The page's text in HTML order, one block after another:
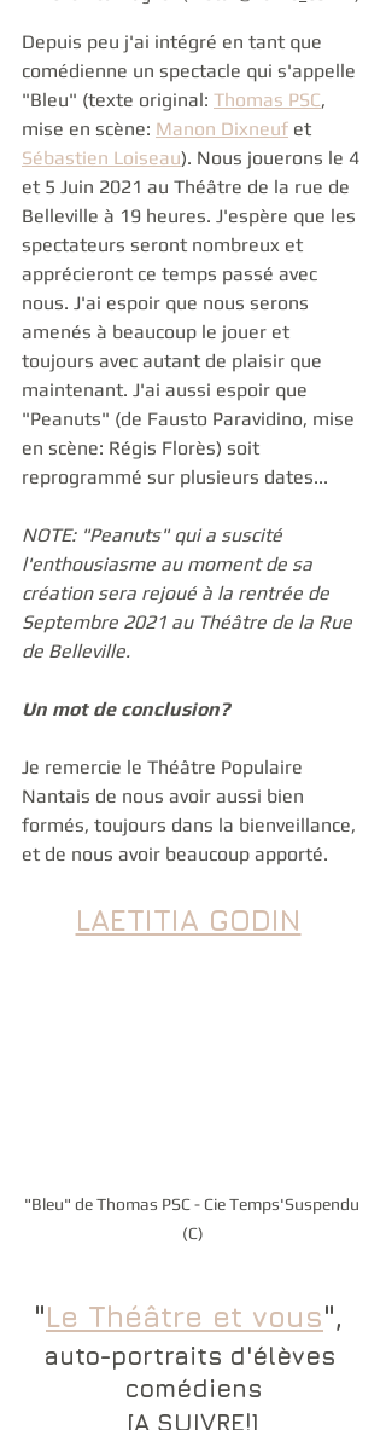
Depuis peu j'ai intégré en tant que
comédienne un spectacle qui s'appelle
"Bleu" (texte original: Thomas PSC,
mise en scène: Manon Dixneuf et
Sébastien Loiseau). Nous jouerons le 4
et 5 Juin 2021 au Théâtre de la rue de
Belleville à 19 heures. J'espère que les
spectateurs seront nombreux et
apprécieront ce temps passé avec
nous. J'ai espoir que nous serons
amenés à beaucoup le jouer et
toujours avec autant de plaisir que
maintenant. J'ai aussi espoir que
"Peanuts" (de Fausto Paravidino, mise
en scène: Régis Florès) soit
reprogrammé sur plusieurs dates...
NOTE: "Peanuts" qui a suscité
l'enthousiasme au moment de sa
création sera rejoué à la rentrée de
Septembre 2021 au Théâtre de la Rue
de Belleville.
Un mot de conclusion?
Je remercie le Théâtre Populaire
Nantais de nous avoir aussi bien
formés, toujours dans la bienveillance,
et de nous avoir beaucoup apporté.
LAETITIA GODIN
"Bleu" de Thomas PSC - Cie Temps'Suspendu
(C)
"Le Théâtre et vous",
auto-portraits d'élèves
comédiens
[A SUIVRE!]